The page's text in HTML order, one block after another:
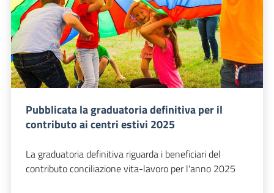
Pubblicata la graduatoria definitiva per il
contributo ai centri estivi 2025
La graduatoria definitiva riguarda i beneficiari del
contributo conciliazione vita-lavoro per l'anno 2025